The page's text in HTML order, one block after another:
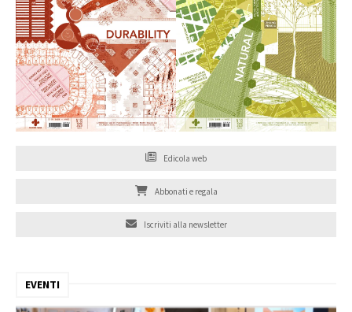
Edicola web
Abbonati e regala
Iscriviti alla newsletter
EVENTI